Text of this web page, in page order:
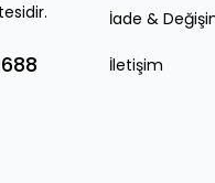
İade &
İletişim